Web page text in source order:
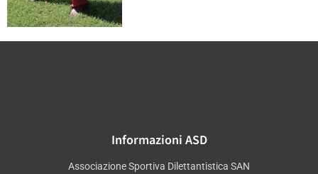
Informazioni ASD
Associazione Sportiva Dilettantistica SAN